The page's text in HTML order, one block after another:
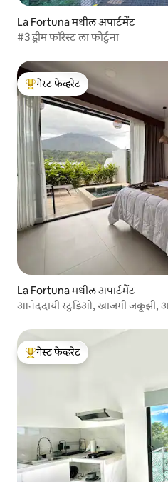
La Fortuna मधील अपार्टमेंट
#3 ड्रीम फॉरेस्ट ला फोर्टुना
टॉप गेस्ट फेव्हरेट
गेस्ट फेव्हरेट
La Fortuna मधील अपार्टमेंट
आनंददायी स्टुडिओ, खाजगी जकूझी,
टॉप गेस्ट फेव्हरेट
गेस्ट फेव्हरेट